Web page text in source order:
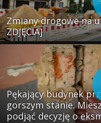
Zmiany drogowe na
ZDJĘCIA]
Pękający budynek
gorszym stanie.
podjąć decyzję o